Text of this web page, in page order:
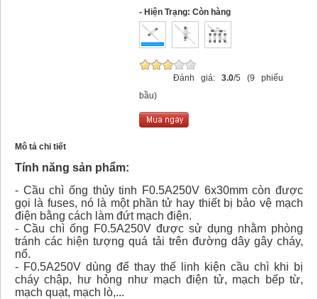
- Hiện Trạng: Còn hàng
Đánh giá: 3.0/5 (9 phiếu
bầu)
Mô tả chi tiết
Tính năng sản phẩm:
- Cầu chì ống thủy tinh F0.5A250V 6x30mm còn được
gọi là fuses, nó là một phần tử hay thiết bị bảo vệ mạch
điện bằng cách làm đứt mạch điện.
- Cầu chì ống F0.5A250V được sử dụng nhằm phòng
tránh các hiện tượng quá tải trên đường dây gây cháy,
nổ.
- F0.5A250V dùng để thay thế linh kiện cầu chì khi bị
cháy chập, hư hỏng như mạch điện tử, mạch bếp từ,
mạch quạt, mạch lò,...